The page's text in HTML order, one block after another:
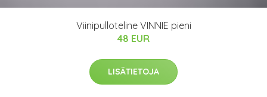
Viinipulloteline VINNIE pieni
48 EUR
LISÄTIETOJA